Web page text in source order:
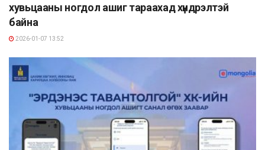
хувьцааны ногдол ашиг тараахад хүндрэлтэй
байна
2026-01-07 13:52